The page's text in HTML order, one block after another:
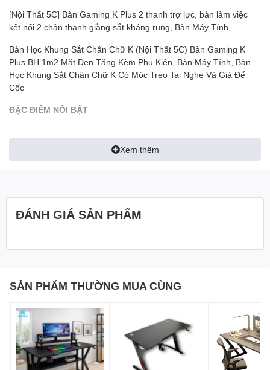
[Nội Thất 5C] Bàn Gaming K Plus 2 thanh trợ lực, bàn làm việc
kết nối 2 chân thanh giằng sắt kháng rung, Bàn Máy Tính,
Bàn Học Khung Sắt Chân Chữ K (Nội Thất 5C) Bàn Gaming K
Plus BH 1m2 Mặt Đen Tặng Kèm Phụ Kiện, Bàn Máy Tính, Bàn
Học Khung Sắt Chân Chữ K Có Móc Treo Tai Nghe Và Giá Để
Cốc
ĐẶC ĐIÊM NÔI BẬT
- phù hợp setup PC, học tập, làm việc
• Núm chân điều chỉnh độ cao - hạn chế trơn trượt, khắc phục
THÔNG SÔ KỸ THUẬT
• Kích thước (DxRxC): 120 x 60 x 75cm
• Mặt bàn: gỗ MDF phong cách gaming, màu đen
Xem thêm
ĐÁNH GIÁ SẢN PHẨM
SẢN PHẨM THƯỜNG MUA CÙNG